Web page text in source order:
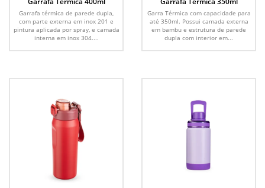
Garrafa térmica de parede dupla,
com parte externa em inox 201 e
pintura aplicada por spray, e camada
interna em inox 304....
Garra Térmica com capacidade para
até 350ml. Possui camada externa
em bambu e estrutura de parede
dupla com interior em...